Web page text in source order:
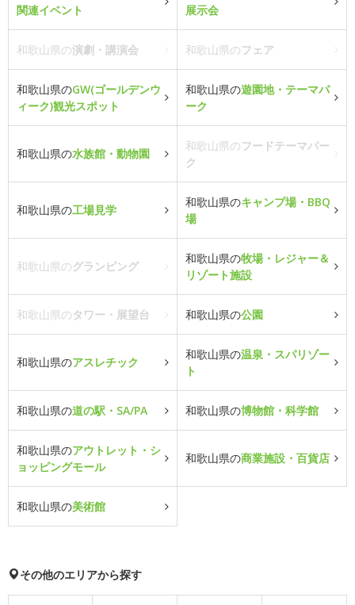
関連イベント
展示会
和歌山県の演劇・講演会 和歌山県のフェア
和歌山県のGW(ゴールデンウ
ィーク)観光スポット
和歌山県の遊園地・テーマパ
ーク
和歌山県の水族館・動物園
和歌山県のフードテーマパー
ク
和歌山県の工場見学
和歌山県のキャンプ場・BBQ
場
和歌山県のグランピング
和歌山県の牧場・レジャー＆
リゾート施設
和歌山県のタワー・展望台 和歌山県の公園
和歌山県のアスレチック
和歌山県の温泉・スパリゾー
ト
和歌山県の道の駅・SA/PA 和歌山県の博物館・科学館
和歌山県のアウトレット・シ
ョッピングモール
和歌山県の商業施設・百貨店
和歌山県の美術館
その他のエリアから探す